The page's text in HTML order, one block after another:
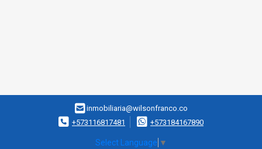
inmobiliaria@wilsonfranco.co
+573116817481
+573184167890
Select Language ▼